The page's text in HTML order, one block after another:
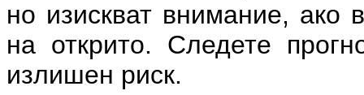
но изискват внимание, ако
на открито. Следете
излишен риск.